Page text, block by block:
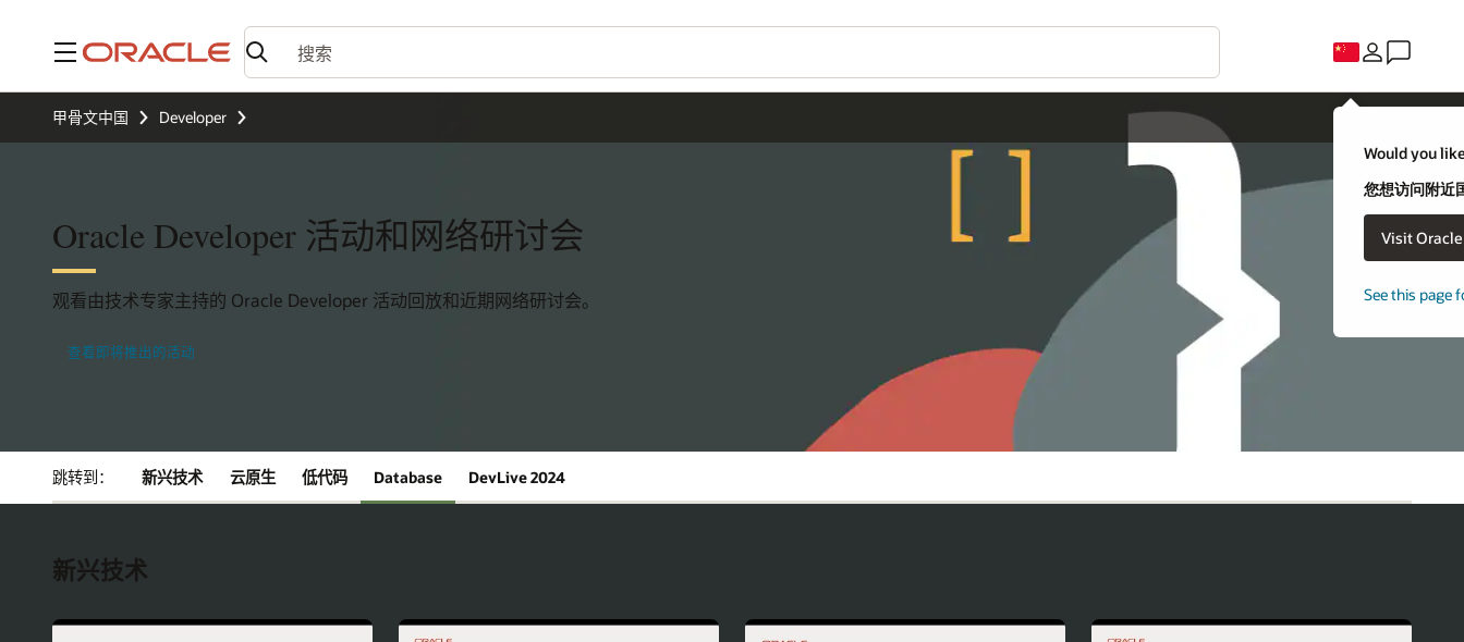
菜单
Would you
您想访问附近
Visit
See this page
甲骨文中国 Developer
Oracle Developer 活动和网络研讨会
观看由技术专家主持的 Oracle Developer 活动回放和近期网络研讨会。
查看即将推出的活动
跳转到： 新兴技术 云原生 低代码 Database DevLive 2024
新兴技术